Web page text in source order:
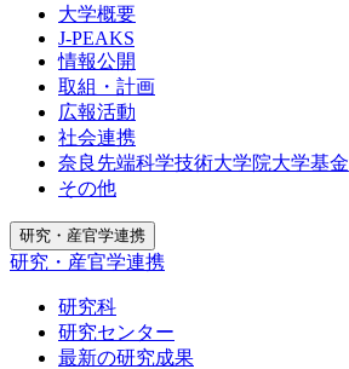
大学概要
J-PEAKS
情報公開
取組・計画
広報活動
社会連携
奈良先端科学技術大学院大学基金
その他
研究・産官学連携
研究・産官学連携
研究科
研究センター
最新の研究成果